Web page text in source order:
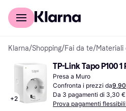
Per il tuo shopping
Klarna/Shopping/Fai da te/
+2
TP-Link Tapo P100
Presa a Muro
Confronta i prezzi da
Da 3 pagamenti di 3,30
Prova pagamenti